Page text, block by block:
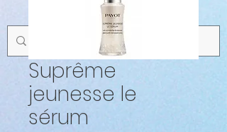
Suprême
jeunesse le
sérum